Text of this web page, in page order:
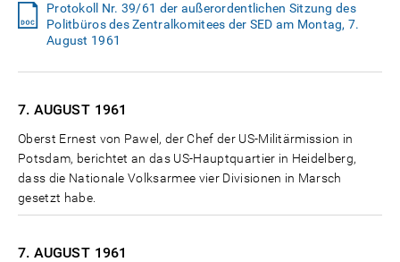
Protokoll Nr. 39/61 der außerordentlichen Sitzung des
Politbüros des Zentralkomitees der SED am Montag, 7.
August 1961
7. AUGUST 1961
Oberst Ernest von Pawel, der Chef der US-Militärmission in
Potsdam, berichtet an das US-Hauptquartier in Heidelberg,
dass die Nationale Volksarmee vier Divisionen in Marsch
gesetzt habe.
7. AUGUST 1961